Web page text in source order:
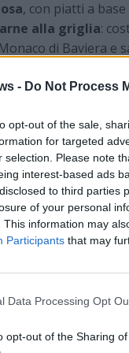
- Do Not Process
opt-out of the sale,
for targeted
selection. Please note
interest-based ads
to third parties
of your personal
This information may
Participants that may
Data Processing Opt
opt-out of the Sharing
, con piatti a base
alla griglia:
di Baviera e
sorelle”
sarà, in entrambe
dell’oktoberfest,
L’ideale per
la grande area che
della Bavaria.
problemianche in
Cittiglio è chiusa e
è quello di
punto.